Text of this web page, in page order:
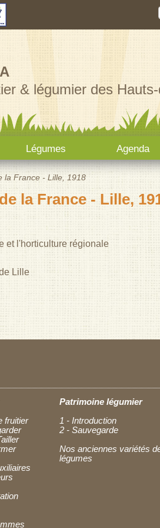
& légumier des
Légumes Agenda
la France - Lille, 1918
la France - Lille,
et l'horticulture régionale
Lille
fruitier
Patrimoine légumier
1 - Introduction
2 - Sauvegarde
Nos anciennes variétés
légumes